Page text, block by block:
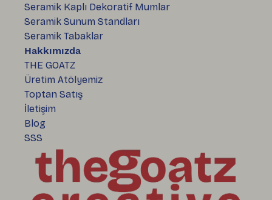
Seramik Kaplı Dekoratif Mumlar
Seramik Sunum Standları
Seramik Tabaklar
Hakkımızda
THE GOATZ
Üretim Atölyemiz
Toptan Satış
İletişim
Blog
SSS